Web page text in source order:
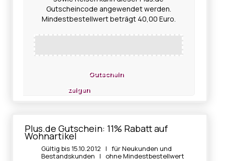
Gutscheincode angewendet werden.
Mindestbestellwert beträgt 40,00 Euro.
Gutschein
zeigen
Plus.de Gutschein: 11% Rabatt auf
Wohnartikel
Gültig bis 15.10.2012 | für Neukunden und
Bestandskunden | ohne Mindestbestellwert